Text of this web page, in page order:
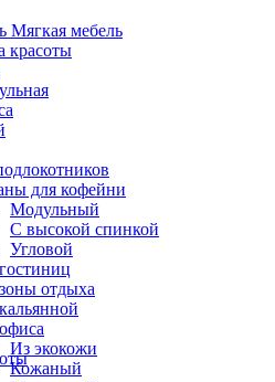
Мягкая мебель
красоты
для кофейни
Модульный
С высокой спинкой
Угловой
отдыха
Из экокожи
Кожаный